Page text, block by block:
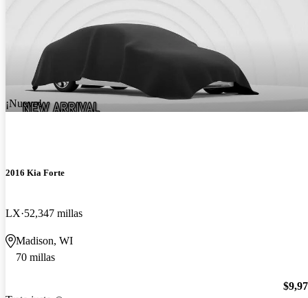
¡Nuevo!
2016 Kia Forte
LX 52,347 millas
Madison, WI
70 millas